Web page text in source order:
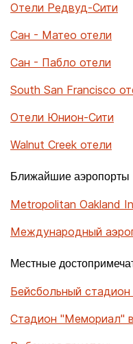
Отели Редвуд-Сити
Сан - Матео отели
Сан - Пабло отели
South San Francisco
Отели Юнион-Сити
Walnut Creek отели
Ближайшие аэропорты
Metropolitan Oakland
Международный
Местные
Бейсбольный стадион
Стадион "Мемориал"